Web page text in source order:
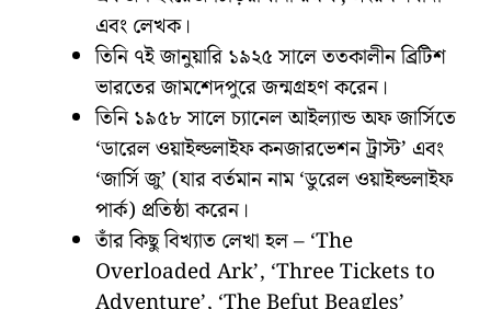
এবং লেখক।
তিনি ৭ই জানুয়ারি ১৯২৫ সালে ততকালীন ব্রিটিশ
ভারতের জামশেদপুরে জন্মগ্রহণ করেন।
তিনি ১৯৫৮ সালে চ্যানেল আইল্যান্ড অফ জার্সিতে
‘ডারেল ওয়াইল্ডলাইফ কনজারভেশন ট্রাস্ট’ এবং
‘জার্সি জু’ (যার বর্তমান নাম ‘ডুরেল ওয়াইল্ডলাইফ
পার্ক) প্রতিষ্ঠা করেন।
তাঁর কিছু বিখ্যাত লেখা হল – ‘The
Overloaded Ark’, ‘Three Tickets to